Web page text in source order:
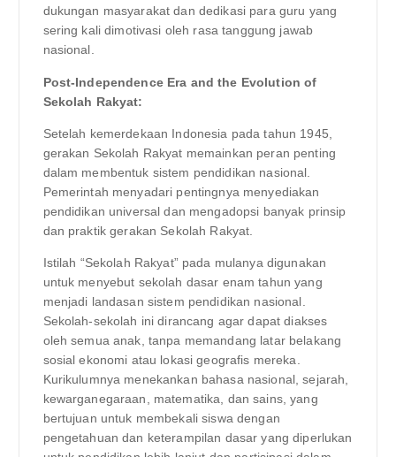
dukungan masyarakat dan dedikasi para guru yang
sering kali dimotivasi oleh rasa tanggung jawab
nasional.
Post-Independence Era and the Evolution of
Sekolah Rakyat:
Setelah kemerdekaan Indonesia pada tahun 1945,
gerakan Sekolah Rakyat memainkan peran penting
dalam membentuk sistem pendidikan nasional.
Pemerintah menyadari pentingnya menyediakan
pendidikan universal dan mengadopsi banyak prinsip
dan praktik gerakan Sekolah Rakyat.
Istilah “Sekolah Rakyat” pada mulanya digunakan
untuk menyebut sekolah dasar enam tahun yang
menjadi landasan sistem pendidikan nasional.
Sekolah-sekolah ini dirancang agar dapat diakses
oleh semua anak, tanpa memandang latar belakang
sosial ekonomi atau lokasi geografis mereka.
Kurikulumnya menekankan bahasa nasional, sejarah,
kewarganegaraan, matematika, dan sains, yang
bertujuan untuk membekali siswa dengan
pengetahuan dan keterampilan dasar yang diperlukan